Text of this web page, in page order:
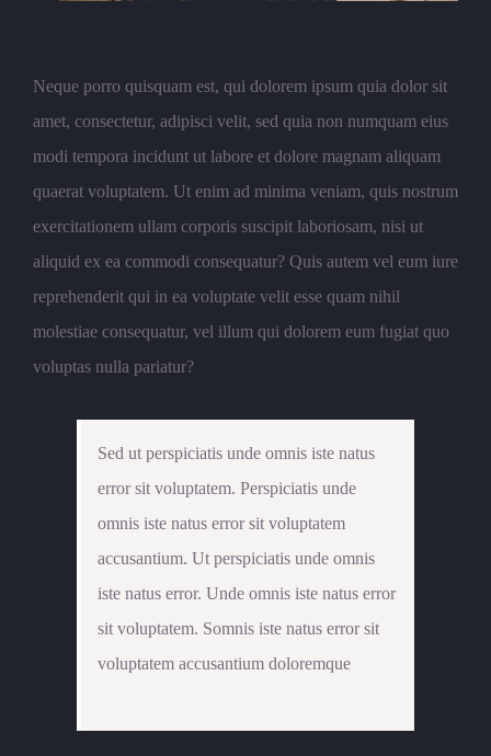
Neque porro quisquam est, qui dolorem ipsum quia dolor sit
amet, consectetur, adipisci velit, sed quia non numquam eius
modi tempora incidunt ut labore et dolore magnam aliquam
quaerat voluptatem. Ut enim ad minima veniam, quis nostrum
exercitationem ullam corporis suscipit laboriosam, nisi ut
aliquid ex ea commodi consequatur? Quis autem vel eum iure
reprehenderit qui in ea voluptate velit esse quam nihil
molestiae consequatur, vel illum qui dolorem eum fugiat quo
voluptas nulla pariatur?
Sed ut perspiciatis unde omnis iste natus
error sit voluptatem. Perspiciatis unde
omnis iste natus error sit voluptatem
accusantium. Ut perspiciatis unde omnis
iste natus error. Unde omnis iste natus error
sit voluptatem. Somnis iste natus error sit
voluptatem accusantium doloremque